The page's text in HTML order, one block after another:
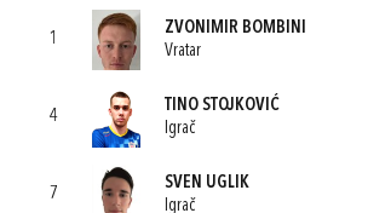
1
ZVONIMIR BOMBINI
Vratar
4
TINO STOJKOVIĆ
Igrač
7
SVEN UGLIK
Igrač